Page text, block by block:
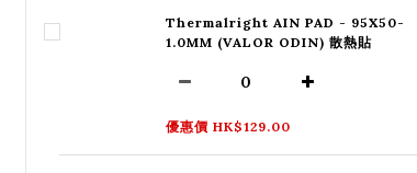
Thermalright AIN PAD - 95X50-
1.0MM (VALOR ODIN) 散熱貼
優惠價 HK$129.00